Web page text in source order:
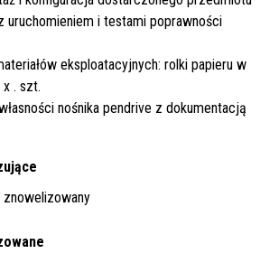
uruchomieniem i testami poprawności
eksploatacyjnych: rolki papieru w
. szt.
nośnika pendrive z dokumentacją
znowelizowany